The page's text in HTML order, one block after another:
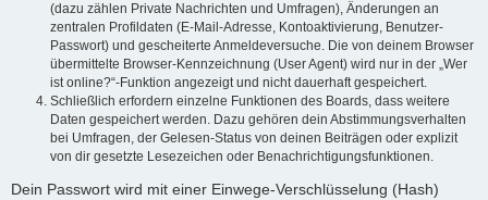
(dazu zählen Private Nachrichten und Umfragen), Änderungen an
zentralen Profildaten (E-Mail-Adresse, Kontoaktivierung, Benutzer-
Passwort) und gescheiterte Anmeldeversuche. Die von deinem Browser
übermittelte Browser-Kennzeichnung (User Agent) wird nur in der „Wer
ist online?“-Funktion angezeigt und nicht dauerhaft gespeichert.
Schließlich erfordern einzelne Funktionen des Boards, dass weitere
Daten gespeichert werden. Dazu gehören dein Abstimmungsverhalten
bei Umfragen, der Gelesen-Status von deinen Beiträgen oder explizit
von dir gesetzte Lesezeichen oder Benachrichtigungsfunktionen.
Dein Passwort wird mit einer Einwege-Verschlüsselung (Hash)